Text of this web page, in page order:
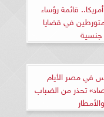
قائمة رؤساء
في قضايا
جنسية
في مصر الأيام
تحذر من الضباب
والأمطار